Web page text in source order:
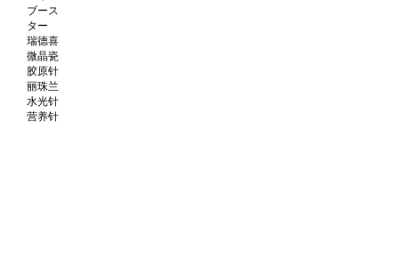
ブース
ター
瑞德喜
微晶瓷
胶原针
丽珠兰
水光针
营养针